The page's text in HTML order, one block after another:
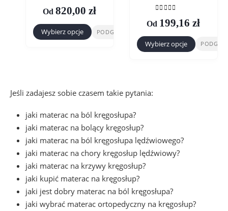
produktu
Od 820,00zł
Wybierz opcje
Ten
wariantów.
Opcje
można
wybrać
na
stronie
produktu
PODGLĄD
Od 199,16zł
Wybierz opcje
Ten
można
wybrać
na
stronie
produktu
Jeśli zadajesz sobie czasem takie pytania:
jaki materac na ból kręgosłupa?
jaki materac na bolący kręgosłup?
jaki materac na ból kręgosłupa lędźwiowego?
jaki materac na chory kręgosłup lędźwiowy?
jaki materac na krzywy kręgosłup?
jaki kupić materac na kręgosłup?
jaki jest dobry materac na ból kręgosłupa?
jaki wybrać materac ortopedyczny na kręgosłup?